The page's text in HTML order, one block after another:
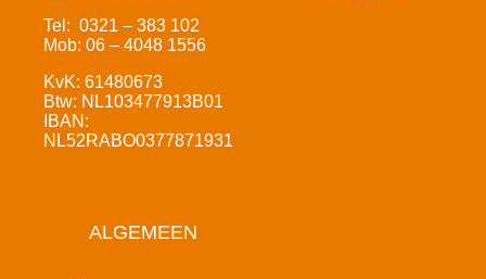
Tel: 0321 – 383 102
Mob: 06 – 4048 1556
KvK: 61480673
Btw: NL103477913B01
IBAN:
NL52RABO0377871931
ALGEMEEN